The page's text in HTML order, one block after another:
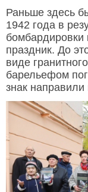
Раньше здесь
1942 года в
праздник. До
виде
барельефом
знак